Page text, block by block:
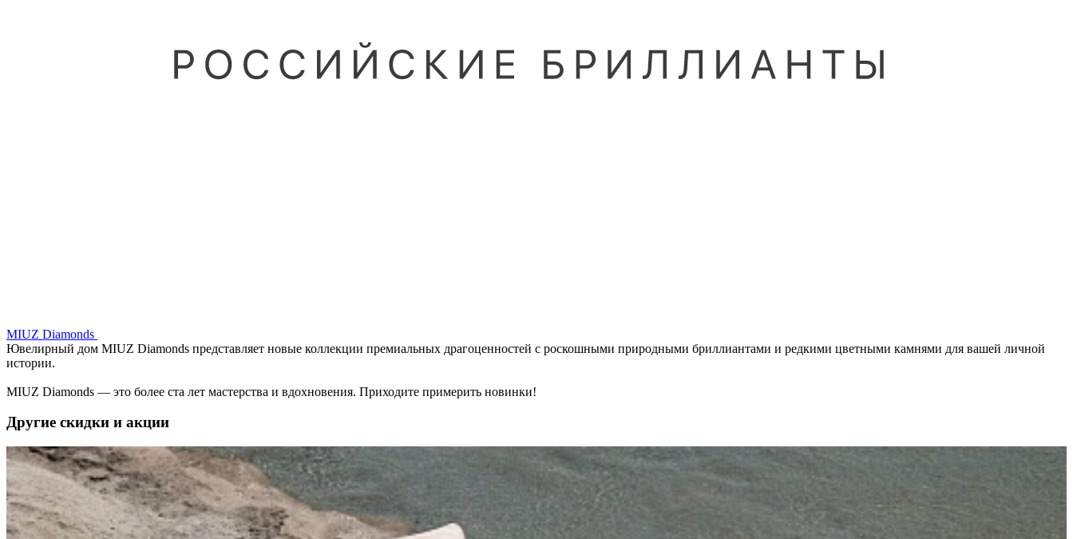
MIUZ Diamonds
Ювелирный дом MIUZ Diamonds представляет новые коллекции премиальных драгоценностей с роскошными природными бриллиантами и редкими цветными камнями для вашей личной
истории.
MIUZ Diamonds — это более ста лет мастерства и вдохновения. Приходите примерить новинки!
Другие скидки и акции